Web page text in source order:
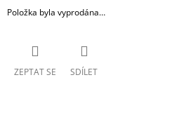
Položka byla vyprodána…
ZEPTAT SE SDÍLET